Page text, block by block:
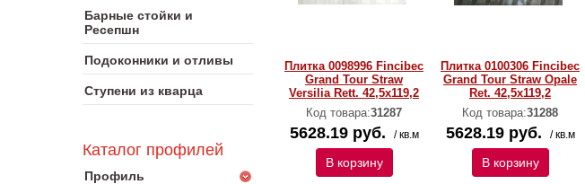
Барные стойки и
Ресепшн
Подоконники и отливы
Ступени из кварца
Каталог профилей
Профиль
Плитка 0098996 Fincibec
Grand Tour Straw
Versilia Rett. 42,5x119,2
Код товара:31287
5628.19 руб. / кв.м
В корзину
Плитка 0100306 Fincibec
Grand Tour Straw Opale
Ret. 42,5x119,2
Код товара:31288
5628.19 руб. / кв.м
В корзину